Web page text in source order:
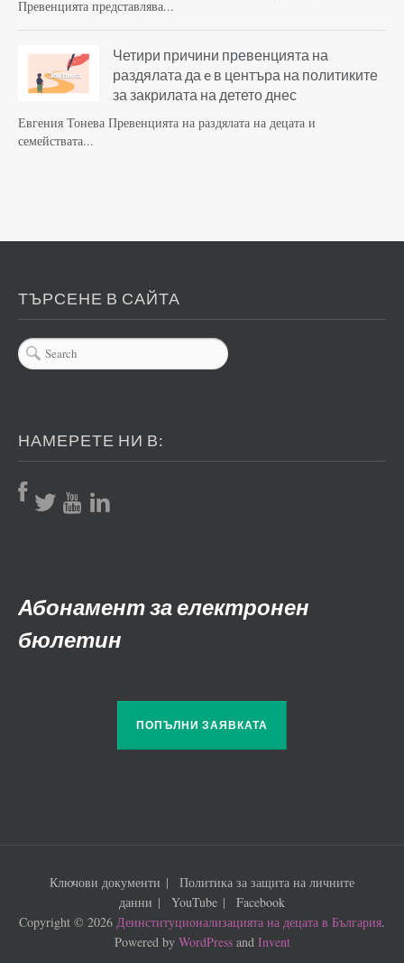
Превенцията представлява...
Четири причини превенцията на
раздялата да e в центъра на политиките
за закрилата на детето днес
Евгения Тонева Превенцията на раздялата на децата и
семействата...
ТЪРСЕНЕ В САЙТА
НАМЕРЕТЕ НИ В:
Абонамент за електронен
бюлетин
ПОПЪЛНИ ЗАЯВКАТА
Ключови документи
Политика за защита на личните
данни
YouTube
Facebook
Copyright © 2026 Деинституционализацията на децата в България.
Powered by WordPressand Invent